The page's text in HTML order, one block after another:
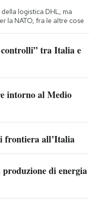
logistica DHL, ma
la NATO, fra le altre cose
tra Italia e
intorno al Medio
frontiera all’Italia
di energia